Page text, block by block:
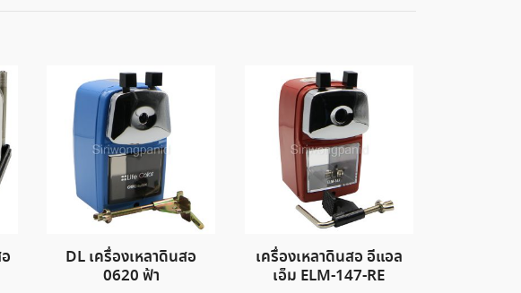
DL เครื่องเหลาดินสอ
0620 ฟ้า
เครื่องเหลาดินสอ อีแอล
เอ็ม ELM-147-RE